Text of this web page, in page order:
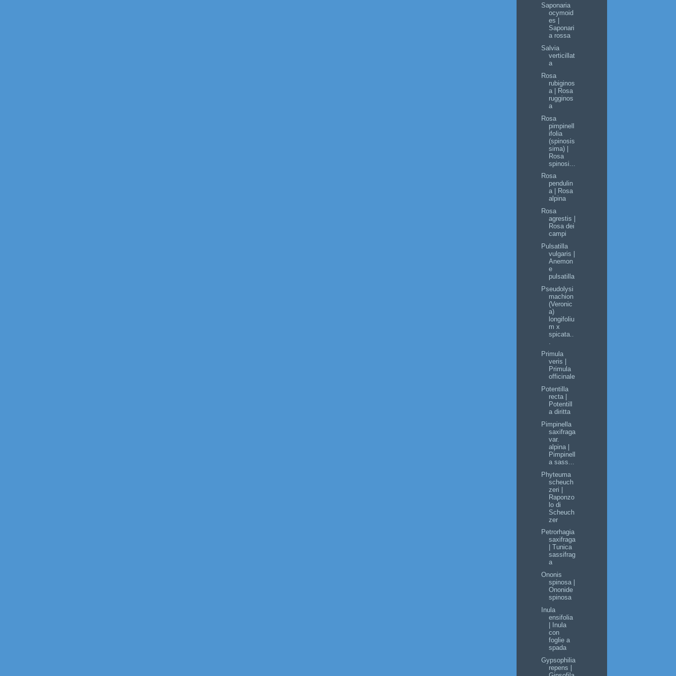
Saponaria
ocymoid
es |
Saponari
a rossa
Salvia
verticillat
a
Rosa
rubiginos
a | Rosa
rugginos
a
Rosa
pimpinell
ifolia
(spinosis
sima) |
Rosa
spinosi...
Rosa
pendulin
a | Rosa
alpina
Rosa
agrestis |
Rosa dei
campi
Pulsatilla
vulgaris |
Anemon
e
pulsatilla
Pseudolysi
machion
(Veronic
a)
longifoliu
m x
spicata..
Primula
veris |
Primula
officinale
Potentilla
recta |
Potentill
a diritta
Pimpinella
saxifraga
var.
alpina |
Pimpinell
a sass...
Phyteuma
scheuch
zeri |
Raponzo
lo di
Scheuch
zer
Petrorhagia
saxifraga
| Tunica
sassifrag
a
Ononis
spinosa |
Ononide
spinosa
Inula
ensifolia
| Inula
con
foglie a
spada
Gypsophilia
repens |